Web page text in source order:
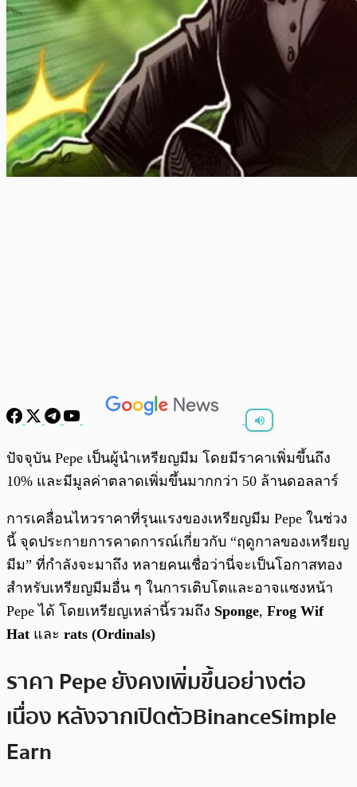
0:00 /0:00
ปัจจุบัน Pepe เป็นผู้นำเหรียญมีม โดยมีราคาเพิ่มขึ้นถึง
10% และมีมูลค่าตลาดเพิ่มขึ้นมากกว่า 50 ล้านดอลลาร์
การเคลื่อนไหวราคาที่รุนแรงของเหรียญมีม Pepe ในช่วง
นี้ จุดประกายการคาดการณ์เกี่ยวกับ “ฤดูกาลของเหรียญ
มีม” ที่กำลังจะมาถึง หลายคนเชื่อว่านี่จะเป็นโอกาสทอง
สำหรับเหรียญมีมอื่น ๆ ในการเติบโตและอาจแซงหน้า
Pepe ได้ โดยเหรียญเหล่านี้รวมถึง Sponge, Frog Wif
Hat และ rats (Ordinals)
ราคา Pepe ยังคงเพิ่มขึ้นอย่างต่อ
เนื่อง หลังจากเปิดตัว Binance Simple
Earn